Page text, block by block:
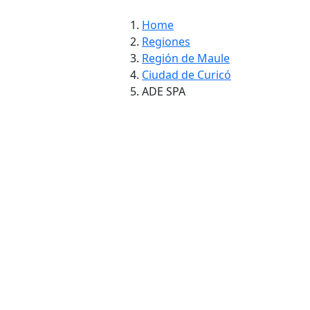
Home
Regiones
Región de Maule
Ciudad de Curicó
ADE SPA